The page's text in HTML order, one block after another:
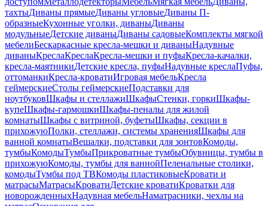
тахтыДиваны прямыеДиваны угловыеДиваны П-
образныеКухонные уголки, диваныДиваны
модульныеДетские диваныДиваны садовыеКомплекты мягкой
мебелиБескаркасные кресла-мешки и диваныНадувные
диваныКреслаКреслаКресла-мешки и пуфыКресла-качалки,
кресла-маятникиДетские кресла, пуфыНадувные креслаПуфы,
оттоманкиКресла-кроватиИгровая мебельКресла
геймерскиеСтолы геймерскиеПодставки для
ноутбуковШкафы и стеллажиШкафыСтенки, горкиШкафы-
купеШкафы-гармошкиШкафы-пеналы для жилой
комнатыШкафы с витриной, буфетыШкафы, секции в
прихожуюПолки, стеллажи, системы храненияШкафы для
ванной комнатыВешалки, подставки для зонтовКомоды,
тумбыКомодыТумбыПрикроватные тумбыОбувницы, тумбы в
прихожуюКомоды, тумбы для ваннойПеленальные столики,
комодыТумбы под ТВКомоды пластиковыеКровати и
матрасыМатрасыКроватиДетские кроватиКроватки для
новорожденныхНадувная мебельНаматрасники, чехлы на